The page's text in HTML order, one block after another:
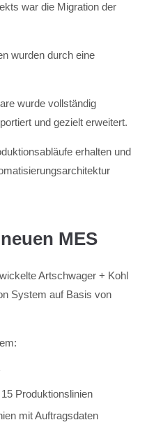
war die Migration der
wurden durch eine
wurde vollständig
und gezielt erweitert.
erhalten und
MES
Artschwager + Kohl
System auf Basis von
Produktionslinien
mit Auftragsdaten